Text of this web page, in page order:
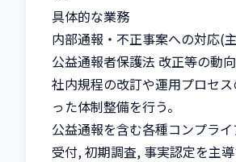
具体的な業務
内部通報・不正事案への対応(
公益通報者保護法 改正等の動向
社内規程の改訂や運用プロセ
った体制整備を行う。
公益通報を含む各種コンプラ
受付, 初期調査, 事実認定を主導